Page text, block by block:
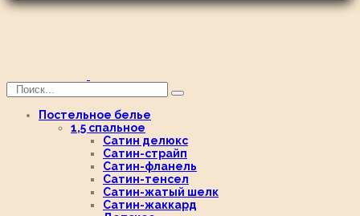
Постельное белье
1,5 спальное
Сатин делюкс
Сатин-страйп
Сатин-фланель
Сатин-тенсел
Сатин-жатый шелк
Сатин-жаккард